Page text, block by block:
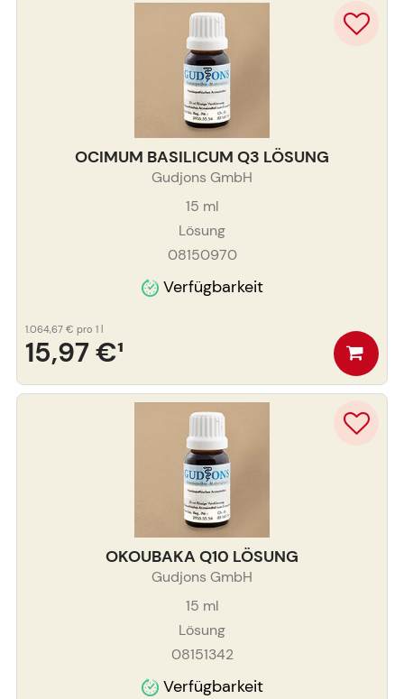
OCIMUM BASILICUM Q3 LÖSUNG
Gudjons GmbH
15 ml
Lösung
08150970
Verfügbarkeit
15,97 €¹
1.064,67 € pro 1 l
OKOUBAKA Q10 LÖSUNG
Gudjons GmbH
15 ml
Lösung
08151342
Verfügbarkeit